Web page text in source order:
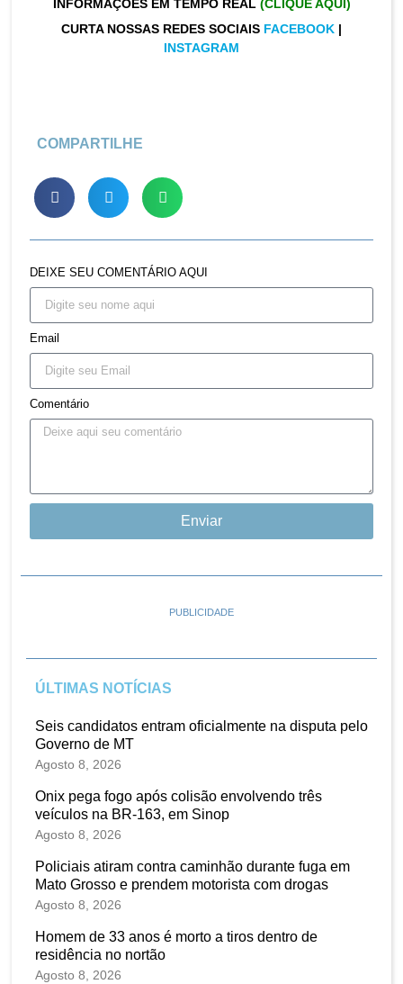
INFORMAÇÕES EM TEMPO REAL (CLIQUE AQUI)
CURTA NOSSAS REDES SOCIAIS FACEBOOK |
INSTAGRAM
COMPARTILHE
DEIXE SEU COMENTÁRIO AQUI
Email
Comentário
Enviar
PUBLICIDADE
ÚLTIMAS NOTÍCIAS
Seis candidatos entram oficialmente na disputa pelo
Governo de MT
Agosto 8, 2026
Onix pega fogo após colisão envolvendo três
veículos na BR-163, em Sinop
Agosto 8, 2026
Policiais atiram contra caminhão durante fuga em
Mato Grosso e prendem motorista com drogas
Agosto 8, 2026
Homem de 33 anos é morto a tiros dentro de
residência no nortão
Agosto 8, 2026